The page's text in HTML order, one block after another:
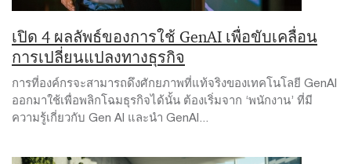
เปิด 4 ผลลัพธ์ของการใช้ GenAI เพื่อขับเคลื่อน
การเปลี่ยนแปลงทางธุรกิจ
การที่องค์กรจะสามารถดึงศักยภาพที่แท้จริงของเทคโนโลยี GenAI
ออกมาใช้เพื่อพลิกโฉมธุรกิจได้นั้น ต้องเริ่มจาก ‘พนักงาน’ ที่มี
ความรู้เกี่ยวกับ Gen AI และนำ GenAI...